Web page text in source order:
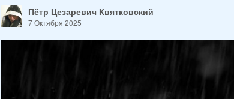
Пётр Цезаревич Квятковский
7 Октября 2025